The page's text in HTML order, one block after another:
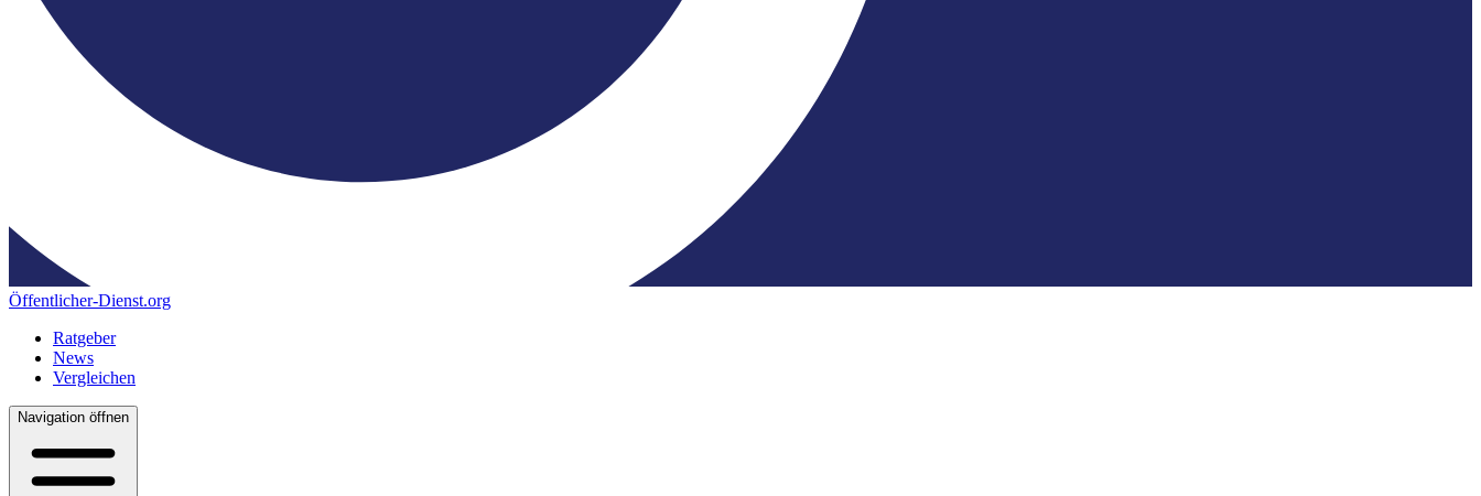
Öffentlicher-Dienst.org
Ratgeber
News
Vergleichen
Navigation öffnen